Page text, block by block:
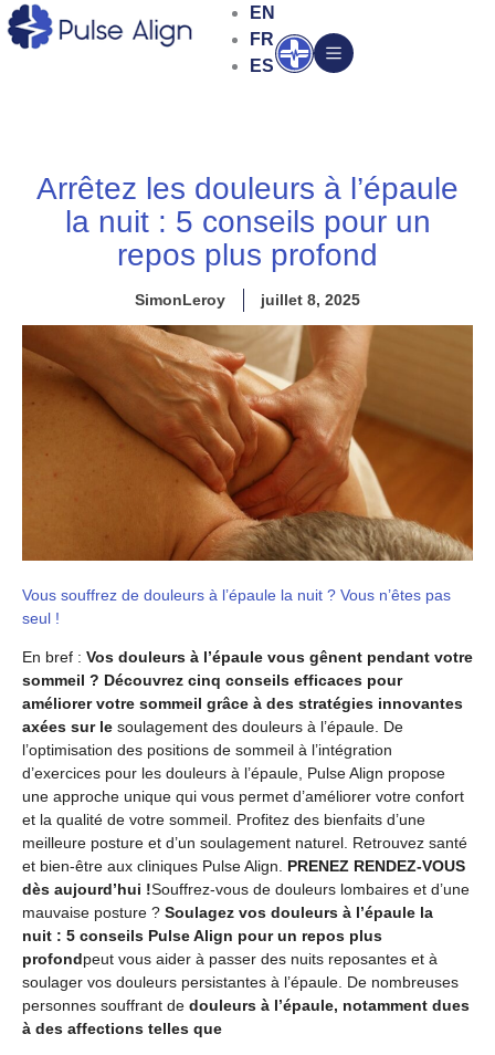
Aller
au
EN
FR
ES
Ouvrir
Arrêtez les douleurs à l’épaule
la nuit : 5 conseils pour un
repos plus profond
SimonLeroy juillet 8, 2025
Vous souffrez de douleurs à l’épaule la nuit ? Vous n’êtes pas
seul !
En bref : Vos douleurs à l’épaule vous gênent pendant votre
sommeil ? Découvrez cinq conseils efficaces pour
améliorer votre sommeil grâce à des stratégies innovantes
axées sur le soulagement des douleurs à l’épaule. De
l’optimisation des positions de sommeil à l’intégration
d’exercices pour les douleurs à l’épaule, Pulse Align propose
une approche unique qui vous permet d’améliorer votre confort
et la qualité de votre sommeil. Profitez des bienfaits d’une
meilleure posture et d’un soulagement naturel. Retrouvez santé
et bien-être aux cliniques Pulse Align. PRENEZ RENDEZ-VOUS
dès aujourd’hui !Souffrez-vous de douleurs lombaires et d’une
mauvaise posture ? Soulagez vos douleurs à l’épaule la
nuit : 5 conseils Pulse Align pour un repos plus
profondpeut vous aider à passer des nuits reposantes et à
soulager vos douleurs persistantes à l’épaule. De nombreuses
personnes souffrant de douleurs à l’épaule, notamment dues
à des affections telles que